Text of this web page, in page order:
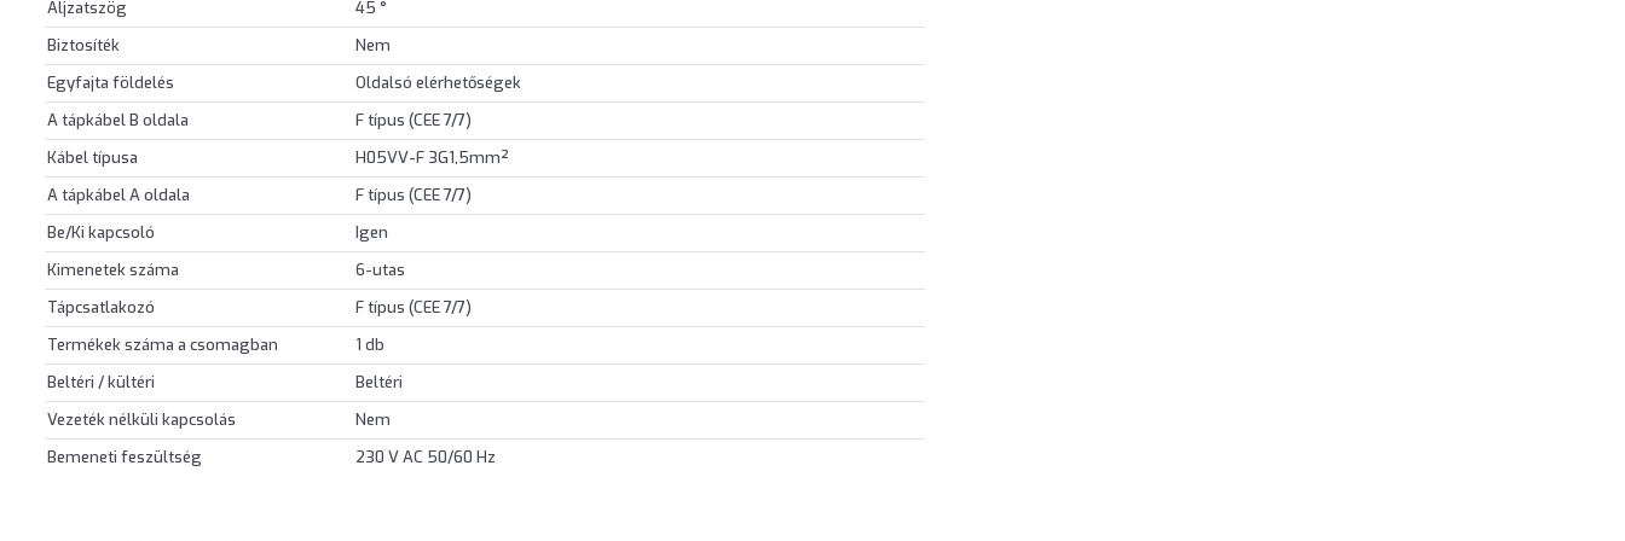
Aljzatszög
45 °
Biztosíték
Nem
Egyfajta földelés
Oldalsó elérhetőségek
A tápkábel B oldala
F típus (CEE 7/7)
Kábel típusa
H05VV-F 3G1,5mm²
A tápkábel A oldala
F típus (CEE 7/7)
Be/Ki kapcsoló
Igen
Kimenetek száma
6-utas
Tápcsatlakozó
F típus (CEE 7/7)
Termékek száma a csomagban
1 db
Beltéri / kültéri
Beltéri
Vezeték nélküli kapcsolás
Nem
Bemeneti feszültség
230 V AC 50/60 Hz